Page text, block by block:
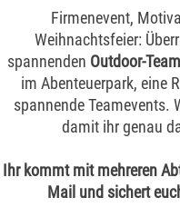
Firmenevent,
Weihnachtsfeier:
spannenden Outdoor-
im Abenteuerpark, eine
spannende Teamevents.
damit ihr genau
Ihr kommt mit mehreren
Mail und sichert